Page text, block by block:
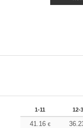
1-11 12-
41.16 €